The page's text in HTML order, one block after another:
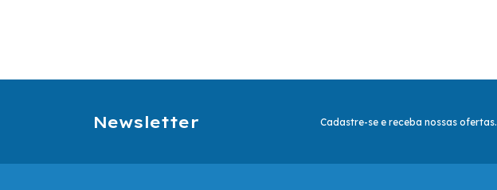
Newsletter Cadastre-se e receba nossas ofertas.